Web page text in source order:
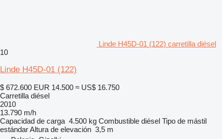
Linde H45D-01 (122) carretilla diésel
10
Linde H45D-01 (122)
$ 672.600 EUR 14.500 ≈ US$ 16.750
Carretilla diésel
2010
13.790 m/h
Capacidad de carga 4.500 kg Combustible diésel Tipo de mástil
estándarAltura de elevación 3,5 m